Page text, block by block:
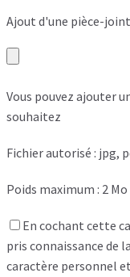
Ajout d'une pièce-
Vous pouvez ajouter
souhaitez
Fichier autorisé : jpg,
Poids maximum : 2 Mo
En cochant cette
pris connaissance de
caractère personnel